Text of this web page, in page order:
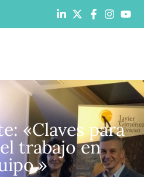
«Claves para
trabajo en